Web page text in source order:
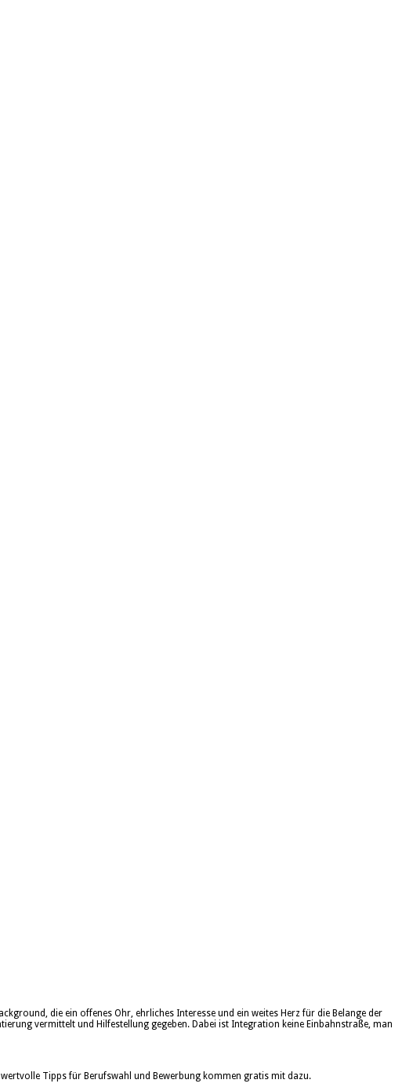
die ein offenes Ohr, ehrliches Interesse und ein weites Herz für die Belange der
vermittelt und Hilfestellung gegeben. Dabei ist Integration keine Einbahnstraße, man
Tipps für Berufswahl und Bewerbung kommen gratis mit dazu.